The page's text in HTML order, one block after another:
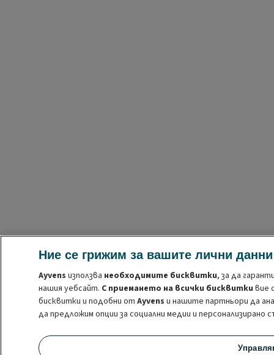
Ние се грижим за вашите лични данни
Ayvens използва необходимите бисквитки, за да
нашия уебсайт. С приемането на всички бисквиткивие
бисквитки и подобни отAyvens и нашите партньори да
да предложим опции за социални медии и
Можетеда управлявате бисквиткитеили да
законосъобразността на употребата на тези